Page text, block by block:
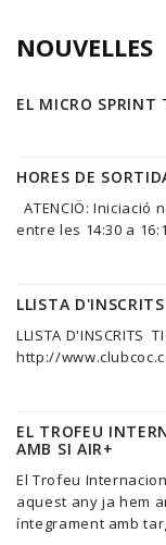
NOUVELLES
EL MICRO SPRINT
HORES DE
ATENCIÖ:
entre les 14:30 a
LLISTA D'INSCRITS
LLISTA D'INSCRITS
http://
EL TROFEU
AMB SI AIR+
El Trofeu
aquest any ja hem
íntegrament amb